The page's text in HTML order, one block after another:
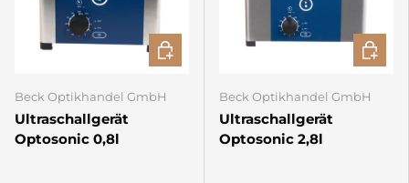
Beck Optikhandel GmbH
Ultraschallgerät
Optosonic 0,8l
IN DEN WARENKORB
Beck Optikhandel GmbH
Ultraschallgerät
Optosonic 2,8l
IN DEN